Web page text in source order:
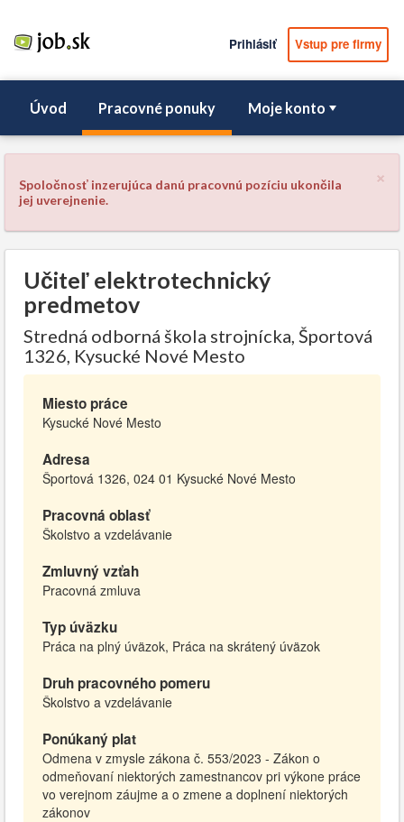
Prihlásiť Vstup pre firmy
Úvod Pracovné ponuky Moje konto
×
Spoločnosť inzerujúca danú pracovnú pozíciu ukončila
jej uverejnenie.
Učiteľ elektrotechnický
predmetov
Stredná odborná škola strojnícka, Športová
1326, Kysucké Nové Mesto
Miesto práce
Kysucké Nové Mesto
Adresa
Športová 1326, 024 01 Kysucké Nové Mesto
Pracovná oblasť
Školstvo a vzdelávanie
Zmluvný vzťah
Pracovná zmluva
Typ úväzku
Práca na plný úväzok, Práca na skrátený úväzok
Druh pracovného pomeru
Školstvo a vzdelávanie
Ponúkaný plat
Odmena v zmysle zákona č. 553/2023 - Zákon o
odmeňovaní niektorých zamestnancov pri výkone práce
vo verejnom záujme a o zmene a doplnení niektorých
zákonov